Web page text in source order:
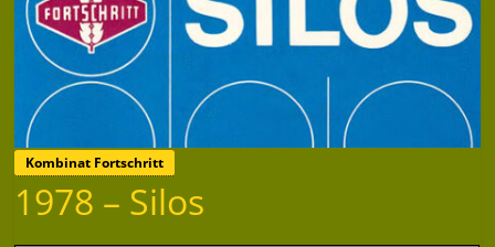
Kombinat Fortschritt
1978 – Silos